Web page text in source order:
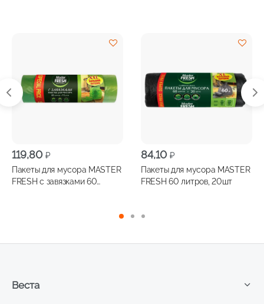
119,80 ₽
Пакеты для мусора MASTER
FRESH с завязками 60
84,10 ₽
Пакеты для мусора MASTER
FRESH 60 литров, 20шт
Веста